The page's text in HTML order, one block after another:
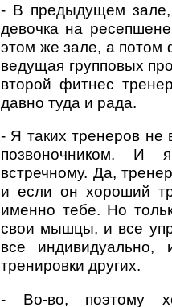
- В предыдущем
девочка на
этом же зале, а потом
ведущая групповых
второй фитнес
давно туда и рада.
- Я таких тренеров не
позвоночником. И
встречному. Да,
и если он хороший
именно тебе. Но
свои мышцы, и все
все индивидуально,
тренировки других.
- Во-во, поэтому